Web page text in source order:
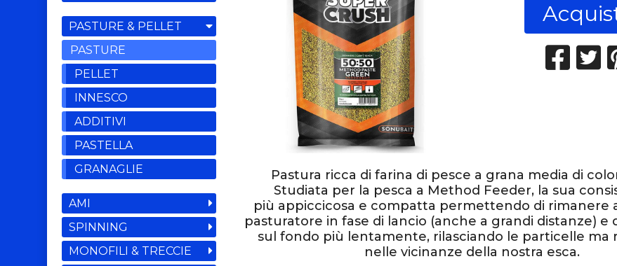
Pastura ricca di farina di pesce a grana media di
Studiata per la pesca a Method Feeder, la sua
più appiccicosa e compatta permettendo di rimanere
pasturatore in fase di lancio (anche a grandi distanze) e
sul fondo più lentamente, rilasciando le particelle ma
nelle vicinanze della nostra esca.
PASTURE & PELLET
PASTURE
PELLET
INNESCO
ADDITIVI
PASTELLA
GRANAGLIE
AMI
SPINNING
MONOFILI & TRECCIE